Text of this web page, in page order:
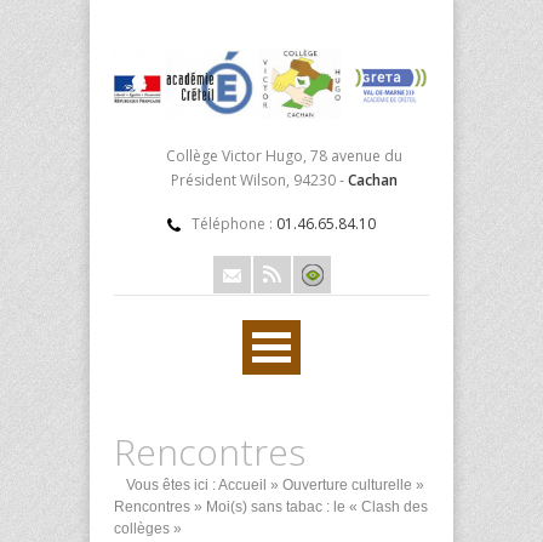
Collège Victor Hugo, 78 avenue du
Président Wilson, 94230 -Cachan
Téléphone : 01.46.65.84.10
Rencontres
Vous êtes ici :Accueil » Ouverture culturelle »
Rencontres » Moi(s) sans tabac : le « Clash des
collèges »